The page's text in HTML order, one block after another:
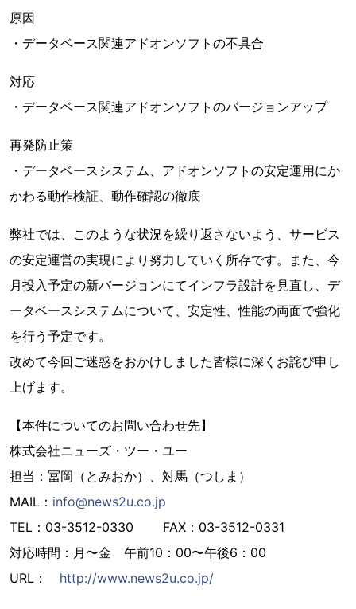
原因
・データベース関連アドオンソフトの不具合
対応
・データベース関連アドオンソフトのバージョンアップ
再発防止策
・データベースシステム、アドオンソフトの安定運用にか
かわる動作検証、動作確認の徹底
弊社では、このような状況を繰り返さないよう、サービス
の安定運営の実現により努力していく所存です。また、今
月投入予定の新バージョンにてインフラ設計を見直し、デ
ータベースシステムについて、安定性、性能の両面で強化
を行う予定です。
改めて今回ご迷惑をおかけしました皆様に深くお詫び申し
上げます。
【本件についてのお問い合わせ先】
株式会社ニューズ・ツー・ユー
担当：冨岡（とみおか）、対馬（つしま）
MAIL： info@news2u.co.jp
TEL：03-3512-0330 FAX：03-3512-0331
対応時間：月〜金 午前10：00〜午後6：00
URL： http://www.news2u.co.jp/